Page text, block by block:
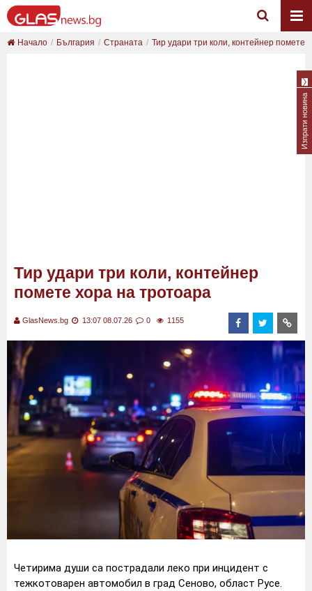
Начало България Страната Тир удари три коли, контейнер помете
Тир удари три коли, контейнер
помете хора на тротоара
GlasNews.bg 13:07 08.07.26 0 1155
Четирима души са пострадали леко при инцидент с
тежкотоварен автомобил в град Сеново, област Русе.
Изпрати новина